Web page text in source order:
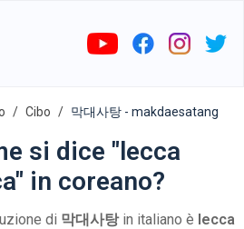
Cibo 막대사탕 - makdaesatang
si dice "lecca
in coreano?
di 막대사탕in italiano è lecca